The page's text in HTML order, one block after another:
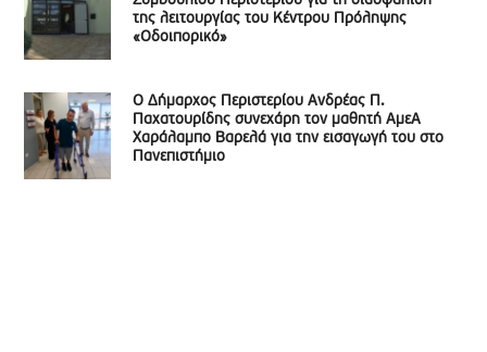
της λειτουργίας του Κέντρου Πρόληψης
«Οδοιπορικό»
Ο Δήμαρχος Περιστερίου Ανδρέας Π.
Παχατουρίδης συνεχάρη τον μαθητή ΑμεΑ
Χαράλαμπο Βαρελά για την εισαγωγή του στο
Πανεπιστήμιο